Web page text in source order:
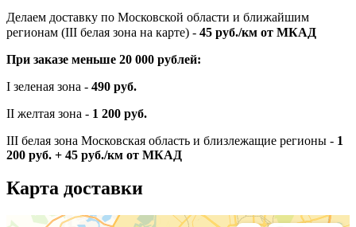
Делаем доставку по Московской области и ближайшим
регионам (III белая зона на карте) - 45 руб./км от МКАД
При заказе меньше 20 000 рублей:
I зеленая зона - 490 руб.
II желтая зона - 1 200 руб.
III белая зона Московская область и близлежащие регионы - 1
200 руб. + 45 руб./км от МКАД
Карта доставки